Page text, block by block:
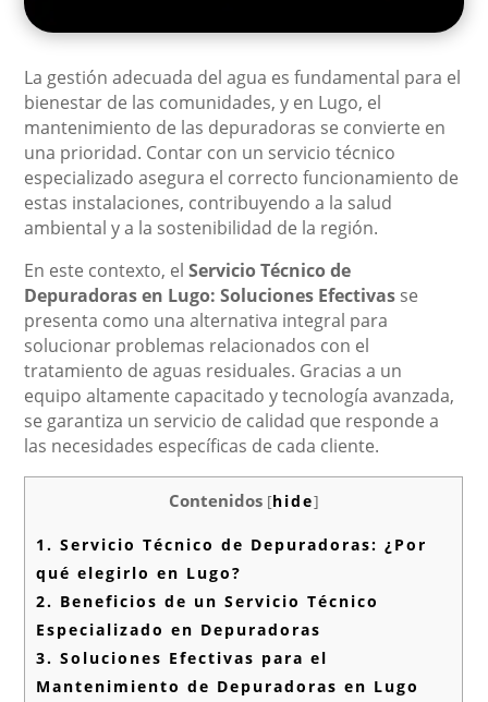
La gestión adecuada del agua es fundamental para el
bienestar de las comunidades, y en Lugo, el
mantenimiento de las depuradoras se convierte en
una prioridad. Contar con un servicio técnico
especializado asegura el correcto funcionamiento de
estas instalaciones, contribuyendo a la salud
ambiental y a la sostenibilidad de la región.
En este contexto, elServicio Técnico de
Depuradoras en Lugo: Soluciones Efectivas se
presenta como una alternativa integral para
solucionar problemas relacionados con el
tratamiento de aguas residuales. Gracias a un
equipo altamente capacitado y tecnología avanzada,
se garantiza un servicio de calidad que responde a
las necesidades específicas de cada cliente.
Contenidos [hide]
1. Servicio Técnico de Depuradoras: ¿Por
qué elegirlo en Lugo?
2. Beneficios de un Servicio Técnico
Especializado en Depuradoras
3. Soluciones Efectivas para el
Mantenimiento de Depuradoras en Lugo